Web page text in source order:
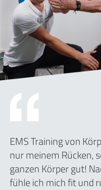
EMS Training von
nur meinem Rücken,
ganzen Körper gut!
fühle ich mich fit und